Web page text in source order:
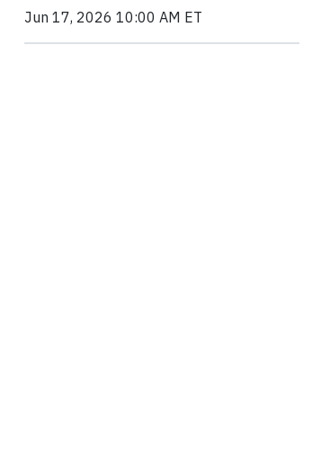
Jun 17, 2026 10:00 AM ET